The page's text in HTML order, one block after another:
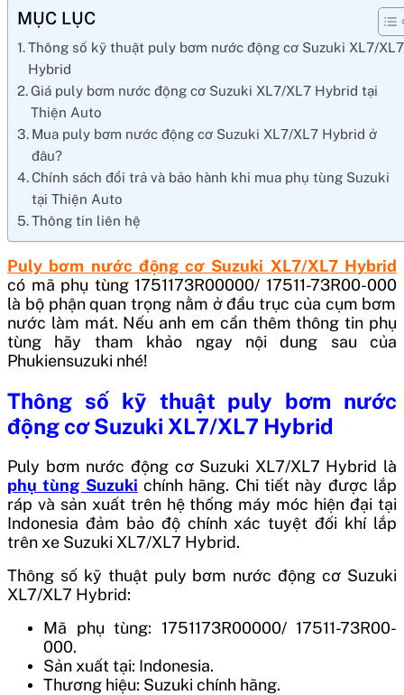
MỤC LỤC
Thông số kỹ thuật puly bơm nước động cơ Suzuki XL7/XL7
Hybrid
Giá puly bơm nước động cơ Suzuki XL7/XL7 Hybrid tại
Thiện Auto
Mua puly bơm nước động cơ Suzuki XL7/XL7 Hybrid ở
đâu?
Chính sách đổi trả và bảo hành khi mua phụ tùng Suzuki
tại Thiện Auto
Thông tin liên hệ
Puly bơm nước động cơ Suzuki XL7/XL7 Hybrid
có mã phụ tùng1751173R00000/ 17511-73R00-000
là bộ phận quan trọng nằm ở đầu trục của cụm bơm
nước làm mát. Nếu anh em cần thêm thông tin phụ
tùng hãy tham khảo ngay nội dung sau của
Phukiensuzuki nhé!
Thông số kỹ thuật puly bơm nước
động cơ Suzuki XL7/XL7 Hybrid
Puly bơm nước động cơ Suzuki XL7/XL7 Hybrid là
phụ tùng Suzuki chính hãng. Chi tiết này được lắp
ráp và sản xuất trên hệ thống máy móc hiện đại tại
Indonesia đảm bảo độ chính xác tuyệt đối khí lắp
trên xe Suzuki XL7/XL7 Hybrid.
Thông số kỹ thuật puly bơm nước động cơ Suzuki
XL7/XL7 Hybrid:
Mã phụ tùng: 1751173R00000/ 17511-73R00-
000.
Sản xuất tại: Indonesia.
Thương hiệu: Suzuki chính hãng.